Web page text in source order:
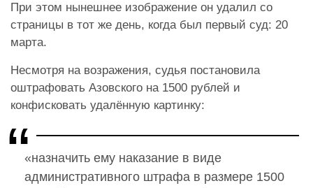
При этом нынешнее изображение он удалил со
страницы в тот же день, когда был первый суд: 20
марта.
Несмотря на возражения, судья постановила
оштрафовать Азовского на 1500 рублей и
конфисковать удалённую картинку:
«назначить ему наказание в виде
административного штрафа в размере 1500